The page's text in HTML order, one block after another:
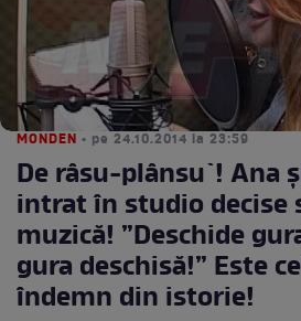
MONDEN • pe 24.10.2014 la 23:59
De râsu-plânsu`! Ana
intrat în studio decise
muzică! ”Deschide
gura deschisă!” Este
îndemn din istorie!